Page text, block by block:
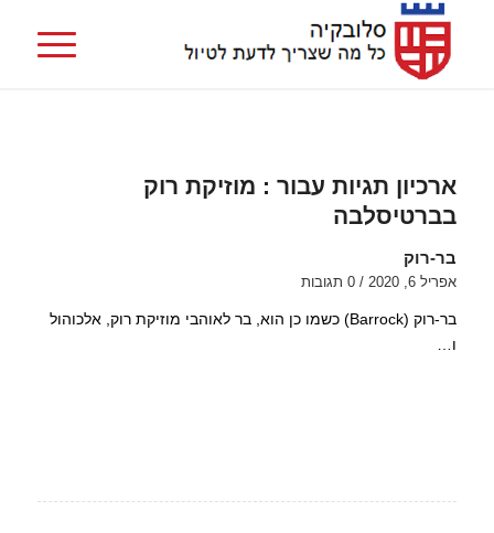
ארכיון תגיות עבור : מוזיקת רוק
בברטיסלבה
בר-רוק
אפריל 6, 2020 / 0 תגובות
בר-רוק (Barrock) כשמו כן הוא, בר לאוהבי מוזיקת רוק, אלכוהול
ו…